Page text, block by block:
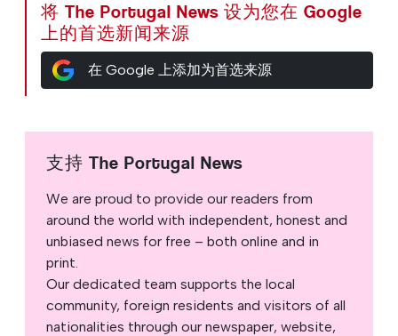
将 The Portugal News 设为您在 Google
上的首选新闻来源
在 Google 上添加为首选来源
支持 The Portugal News
We are proud to provide our readers from
around the world with independent, honest and
unbiased news for free – both online and in
print.
Our dedicated team supports the local
community, foreign residents and visitors of all
nationalities through our newspaper, website,